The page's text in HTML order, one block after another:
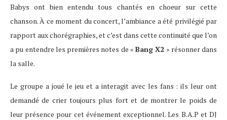
Babys ont bien entendu tous chantés en choeur sur cette
chanson. À ce moment du concert, l’ambiance a été privilégié par
rapport aux chorégraphies, et c’est dans cette continuité que l’on
a pu entendre les premières notes de « Bang X2 » résonner dans
la salle.
Le groupe a joué le jeu et a interagit avec les fans : ils leur ont
demandé de crier toujours plus fort et de montrer le poids de
leur présence pour cet événement exceptionnel. Les B.A.P et DJ